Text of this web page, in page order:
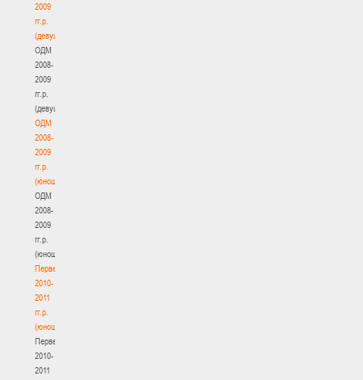
2009
гг.р.
(девушки)
ОДМ
2008-
2009
гг.р.
(девушки)
ОДМ
2008-
2009
гг.р.
(юноши)
ОДМ
2008-
2009
гг.р.
(юноши)
Первенство
2010-
2011
гг.р.
(юноши)
Первенство
2010-
2011